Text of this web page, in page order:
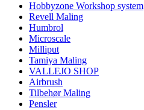
Hobbyzone Workshop system
Revell Maling
Humbrol
Microscale
Milliput
Tamiya Maling
VALLEJO SHOP
Airbrush
Tilbehør Maling
Pensler